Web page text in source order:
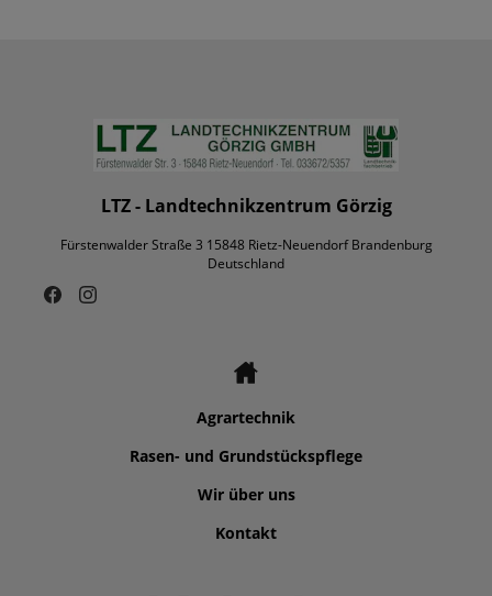
LTZ - Landtechnikzentrum Görzig
Fürstenwalder Straße 3 15848 Rietz-Neuendorf Brandenburg
Deutschland
Agrartechnik
Rasen- und Grundstückspflege
Wir über uns
Kontakt